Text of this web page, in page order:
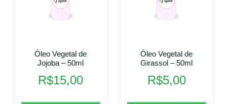
Óleo Vegetal de
Jojoba – 50ml
R$15,00
Óleo Vegetal de
Girassol – 50ml
R$5,00